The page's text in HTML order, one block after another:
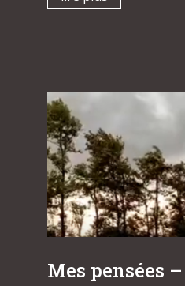
Mes pensées –